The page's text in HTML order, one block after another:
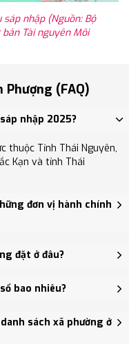
nhập (Nguồn: Bộ
Tài nguyên Môi
Phượng (FAQ)
nhập 2025?
thuộc Tỉnh Thái Nguyên,
Kạn và tỉnh Thái
đơn vị hành chính
sáp nhập Xã Quy Kỳ, Xã
đặt ở đâu?
đặt tại Trụ sở Đảng ủy,
vực thuận tiện giao
bao nhiêu?
số: 11,104 người, Mật
sách xã phường ở